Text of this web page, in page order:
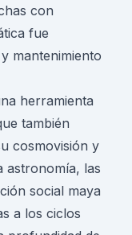
con
fue
mantenimiento
herramienta
también
cosmovisión y
astronomía, las
social maya
a los ciclos